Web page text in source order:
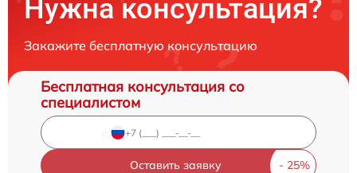
Нужна консультация?
Закажите бесплатную консультацию
Бесплатная консультация со
специалистом
Оставить заявку